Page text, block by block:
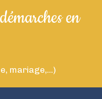
en
mariage,...)